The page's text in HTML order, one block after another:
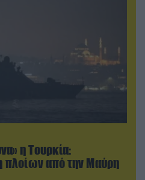
η Τουρκία:
πλοίων από την Μαύρη